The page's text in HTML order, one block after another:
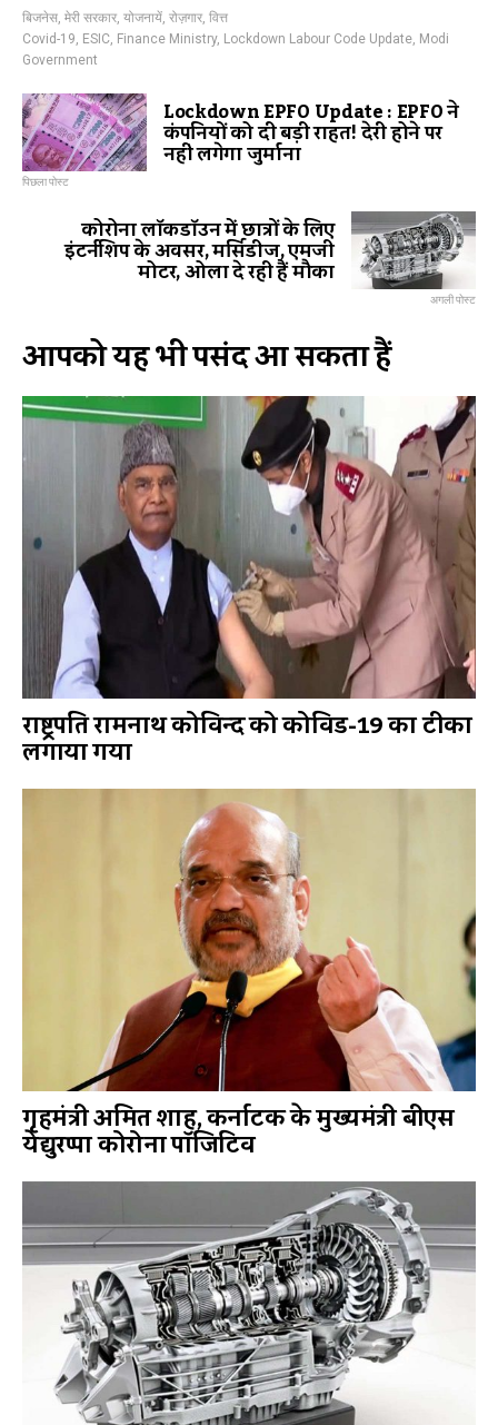
बिजनेस, मेरी सरकार, योजनायें, रोज़गार, वित्त
Covid-19, ESIC, Finance Ministry, Lockdown Labour Code Update, Modi
Government
Lockdown EPFO Update : EPFO ने
कंपनियों को दी बड़ी राहत! देरी होने पर
नहीं लगेगा जुर्माना
पिछला पोस्ट
कोरोना लॉकडॉउन में छात्रों के लिए
इंटर्नशिप के अवसर, मर्सिडीज, एमजी
मोटर, ओला दे रही हैं मौका
अगली पोस्ट
आपको यह भी पसंद आ सकता हैं
राष्ट्रपति रामनाथ कोविन्द को कोविड-19 का टीका
लगाया गया
गृहमंत्री अमित शाह, कर्नाटक के मुख्यमंत्री बीएस
येद्युरप्पा कोरोना पॉजिटिव